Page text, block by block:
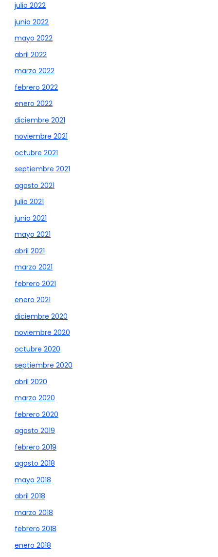
julio 2022
junio 2022
mayo 2022
abril 2022
marzo 2022
febrero 2022
enero 2022
diciembre 2021
noviembre 2021
octubre 2021
septiembre 2021
agosto 2021
julio 2021
junio 2021
mayo 2021
abril 2021
marzo 2021
febrero 2021
enero 2021
diciembre 2020
noviembre 2020
octubre 2020
septiembre 2020
abril 2020
marzo 2020
febrero 2020
agosto 2019
febrero 2019
agosto 2018
mayo 2018
abril 2018
marzo 2018
febrero 2018
enero 2018